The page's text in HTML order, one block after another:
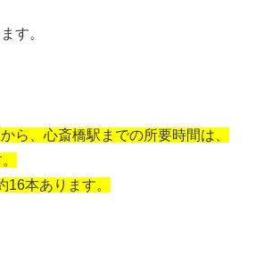
す。
ら、心斎橋駅までの所要時間は、
16本あります。